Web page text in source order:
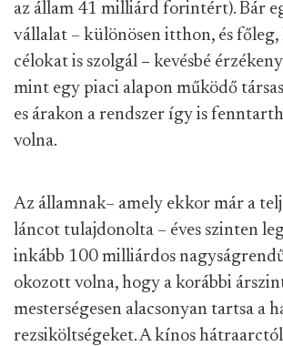
az állam 41 milliárd forintért). Bár
vállalat – különösen itthon, és
célokat is szolgál – kevésbé
mint egy piaci alapon működő
es árakon a rendszer így is
volna.
Az államnak– amely ekkor már a
láncot tulajdonolta – éves szinten
inkább 100 milliárdos
okozott volna, hogy a korábbi
mesterségesen alacsonyan tartsa a
rezsiköltségeket. A kínos